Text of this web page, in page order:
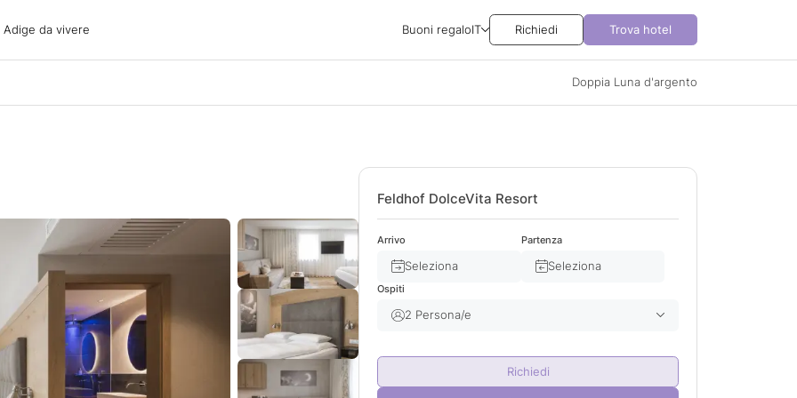
Adige da vivere Buoni regaloIT Richiedi Trova hotel
Doppia Luna d'argento
Feldhof DolceVita Resort
Arrivo
Seleziona
Partenza
Seleziona
Ospiti
2 Persona/e
Bambino/i 0
Richiedi